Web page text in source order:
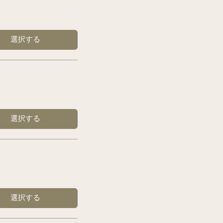
選択する
選択する
選択する